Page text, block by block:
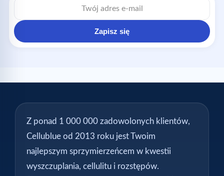
Zapisz się
Z ponad 1 000 000 zadowolonych klientów,
Cellublue od 2013 roku jest Twoim
najlepszym sprzymierzeńcem w kwestii
wyszczuplania, cellulitu i rozstępów.